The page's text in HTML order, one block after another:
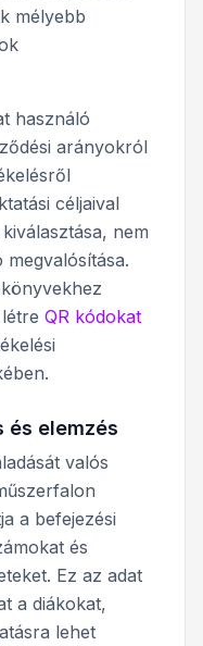
mélyebb
használó
arányokról
céljaival
nem
QR kódokat
és elemzés
valós
a befejezési
és
Ez az adat
a diákokat,
lehet